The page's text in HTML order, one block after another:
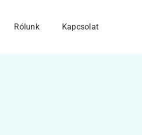
Rólunk Kapcsolat